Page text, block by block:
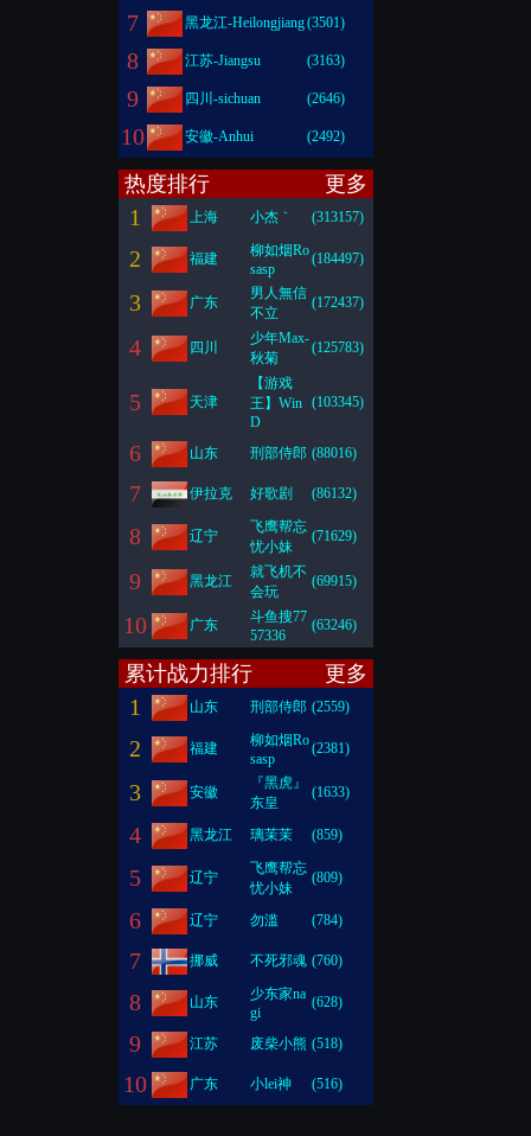
7 黑龙江-Heilongjiang(3501)
8 江苏-Jiangsu (3163)
9 四川-sichuan (2646)
10 安徽-Anhui (2492)
热度排行 更多
1 上海 小杰｀ (313157)
2 福建
柳如烟Ro
sasp
(184497)
3 广东
男人無信
不立
(172437)
4 四川
少年Max-
秋菊
(125783)
5 天津
【游戏
王】Win
D
(103345)
6 山东 刑部侍郎 (88016)
7 伊拉克 好歌剧 (86132)
8 辽宁
飞鹰帮忘
忧小妹
(71629)
9 黑龙江
就飞机不
会玩
(69915)
10 广东
斗鱼搜77
57336
(63246)
累计战力排行 更多
1 山东 刑部侍郎 (2559)
2 福建
柳如烟Ro
sasp
(2381)
3 安徽
『黑虎』
东皇
(1633)
4 黑龙江 璃茉茉 (859)
5 辽宁
飞鹰帮忘
忧小妹
(809)
6 辽宁 勿滥 (784)
7 挪威 不死邪魂 (760)
8 山东
少东家na
gi
(628)
9 江苏 废柴小熊 (518)
10 广东 小lei神 (516)